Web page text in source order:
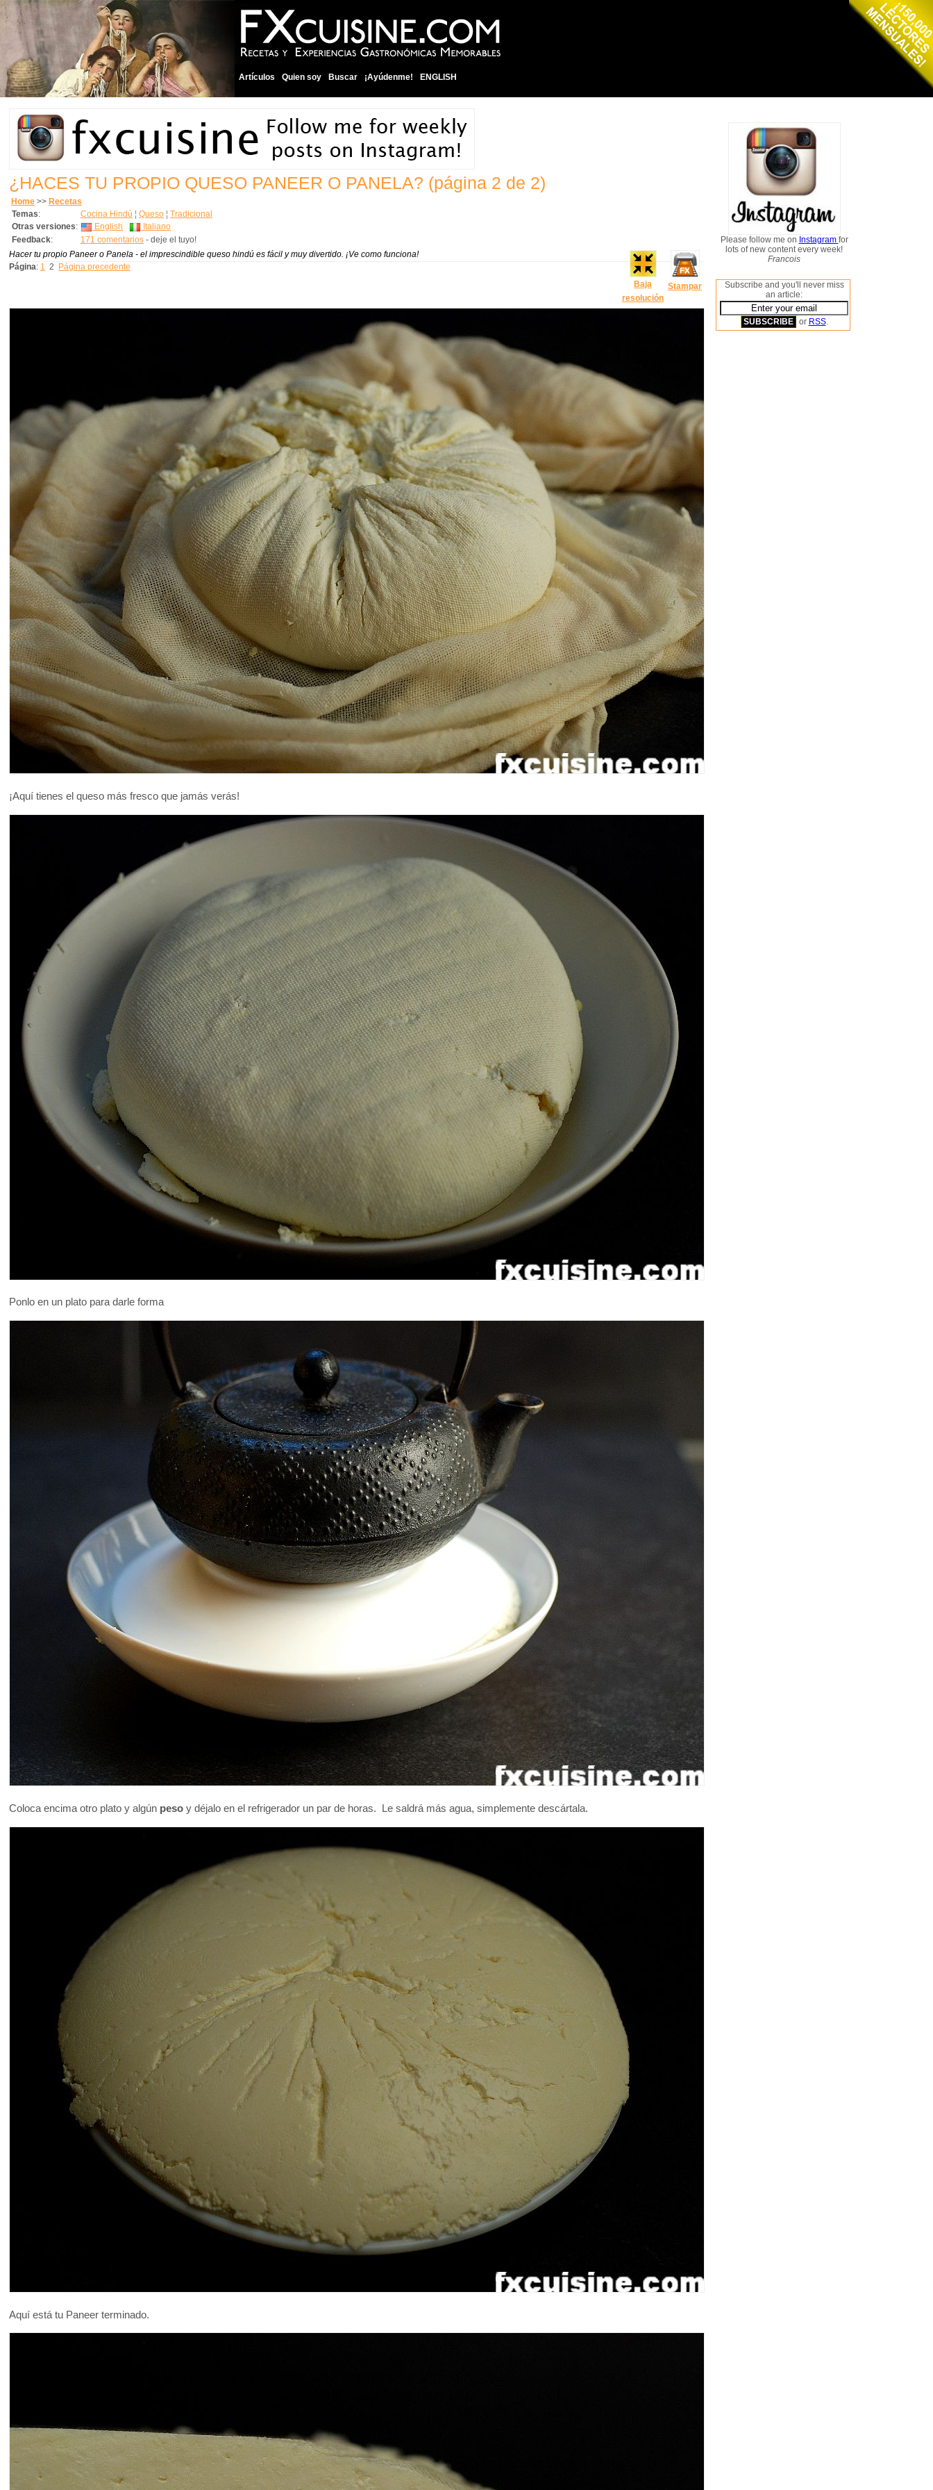
Artículos Quien soy Buscar ¡Ayúdenme! ENGLISH
¿HACES TU PROPIO QUESO PANEER O PANELA? (página 2 de 2)
Home >> Recetas
Temas: Cocina Hindú ¦ Queso ¦ Tradicional
Otras versiones: English
Italiano
Feedback: 171 comentarios - deje el tuyo!
Baja
resolución
Stampar
Hacer tu propio Paneer o Panela - el imprescindible queso hindú es fácil y muy divertido. ¡Ve como funciona!
Página: 1 2 Página precedente
¡Aquí tienes el queso más fresco que jamás verás!
Ponlo en un plato para darle forma
Coloca encima otro plato y algún peso y déjalo en el refrigerador un par de horas. Le saldrá más agua, simplemente descártala.
Aquí está tu Paneer terminado.
Please follow me on Instagram for
lots of new content every week!
Francois
Subscribe and you'll never miss
an article:
or RSS.